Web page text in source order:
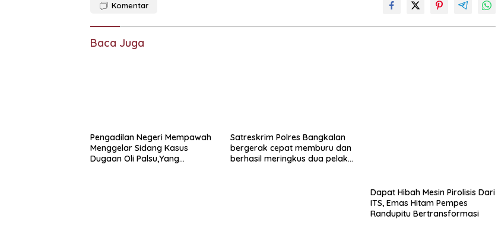
Komentar
Baca Juga
Pengadilan Negeri Mempawah
Menggelar Sidang Kasus
Dugaan Oli Palsu,Yang
Satreskrim Polres Bangkalan
bergerak cepat memburu dan
berhasil meringkus dua pelaku
Dapat Hibah Mesin Pirolisis Dari
ITS, Emas Hitam Pempes
Randupitu Bertransformasi